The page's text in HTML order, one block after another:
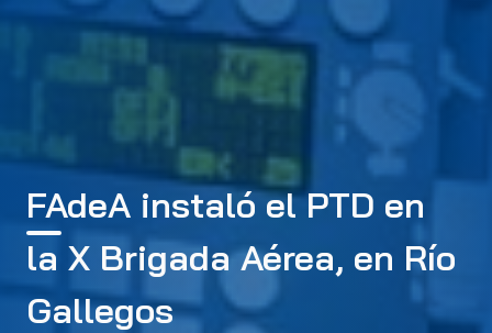
FAdeA instaló el PTD en
la X Brigada Aérea, en Río
Gallegos